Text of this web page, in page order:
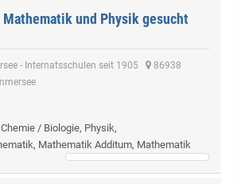
und Physik gesucht
- Internatsschulen seit 1905
86938
/ Biologie, Physik,
Mathematik Additum, Mathematik